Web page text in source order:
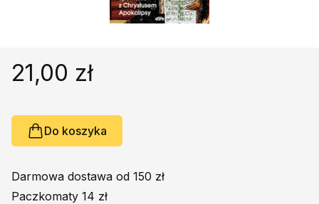
Promocja
21,00 zł
Do koszyka
Darmowa dostawa od 150 zł
Paczkomaty 14 zł